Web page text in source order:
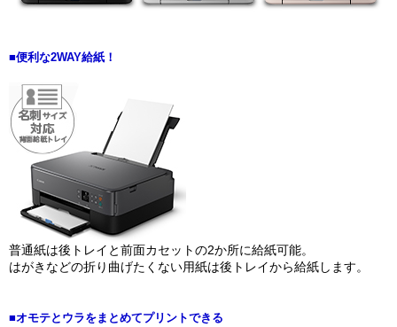
■便利な2WAY給紙！
普通紙は後トレイと前面カセットの2か所に給紙可能。
はがきなどの折り曲げたくない用紙は後トレイから給紙します。
■オモテとウラをまとめてプリントできる